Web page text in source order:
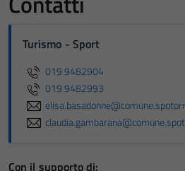
Turismo - Sport
019 9482904
019 9482993
Con il supporto di: